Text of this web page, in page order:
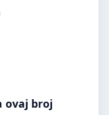
ovaj broj